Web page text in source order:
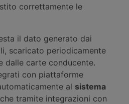
correttamente le
il dato generato dai
scaricato periodicamente
dalle carte conducente.
con piattaforme
al sistema
tramite integrazioni con